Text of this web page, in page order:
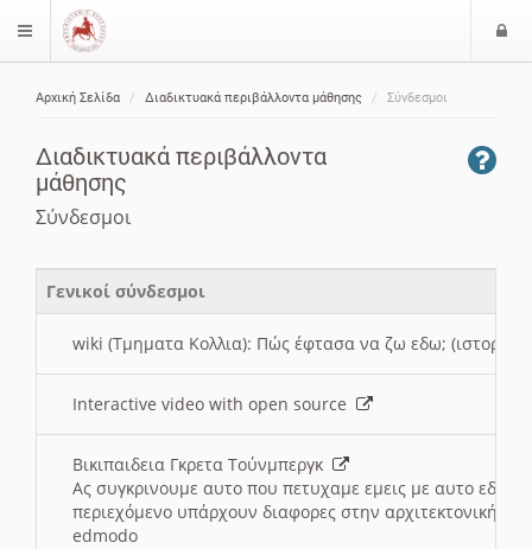
$langMenu
Αρχική Σελίδα Διαδικτυακά περιβάλλοντα μάθησης Σύνδεσμοι
Διαδικτυακά περιβάλλοντα
μάθησης
Σύνδεσμοι
Γενικοί σύνδεσμοι
wiki (Τμηματα Κολλια): Πώς έφτασα να ζω εδω; (ιστορια)
Interactive video with open source
Βικιπαιδεια Γκρετα Τούνμπεργκ
Ας συγκρινουμε αυτο που πετυχαμε εμεις με αυτο εδω
περιεχόμενο υπάρχουν διαφορες στην αρχιτεκτονική
edmodo